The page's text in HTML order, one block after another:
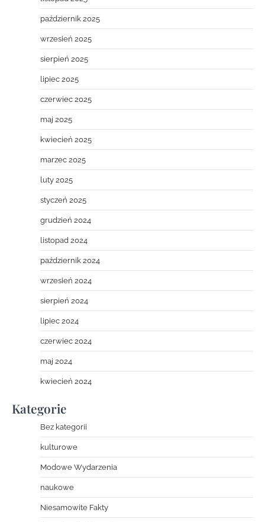
październik 2025
wrzesień 2025
sierpień 2025
lipiec 2025
czerwiec 2025
maj 2025
kwiecień 2025
marzec 2025
luty 2025
styczeń 2025
grudzień 2024
listopad 2024
październik 2024
wrzesień 2024
sierpień 2024
lipiec 2024
czerwiec 2024
maj 2024
kwiecień 2024
Kategorie
Bez kategorii
kulturowe
Modowe Wydarzenia
naukowe
Niesamowite Fakty